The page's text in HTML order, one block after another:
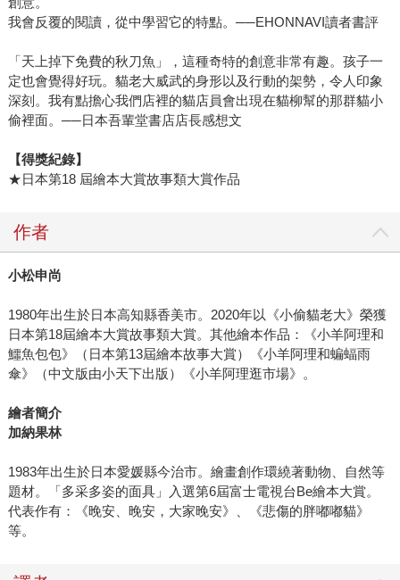
我會反覆的閱讀，從中學習它的特點。──EHONNAVI讀者書評
「天上掉下免費的秋刀魚」，這種奇特的創意非常有趣。孩子一
定也會覺得好玩。貓老大威武的身形以及行動的架勢，令人印象
深刻。我有點擔心我們店裡的貓店員會出現在貓柳幫的那群貓小
偷裡面。──日本吾輩堂書店店長感想文
【得獎紀錄】
★日本第18 屆繪本大賞故事類大賞作品
作者
小松申尚
1980年出生於日本高知縣香美市。2020年以《小偷貓老大》榮獲
日本第18屆繪本大賞故事類大賞。其他繪本作品：《小羊阿理和
鱷魚包包》（日本第13屆繪本故事大賞）《小羊阿理和蝙蝠雨
傘》（中文版由小天下出版）《小羊阿理逛市場》。
繪者簡介
加納果林
1983年出生於日本愛媛縣今治市。繪畫創作環繞著動物、自然等
題材。「多采多姿的面具」入選第6屆富士電視台Be繪本大賞。
代表作有：《晚安、晚安，大家晚安》、《悲傷的胖嘟嘟貓》
等。